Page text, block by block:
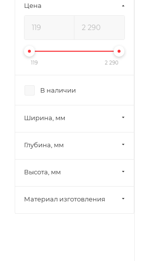
Цена
119 2 290
В наличии
Ширина, мм
Глубина, мм
Высота, мм
Материал изготовления